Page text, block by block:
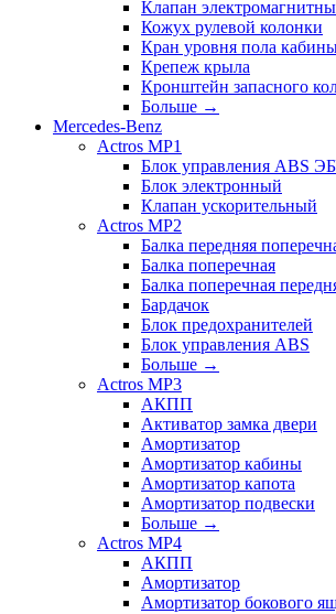
Клапан
Кожух рулевой колонки
Кран уровня пола
Крепеж крыла
Кронштейн запасного
Больше →
Mercedes-Benz
Actros MP1
Блок управления ABS
Блок электронный
Клапан ускорительный
Actros MP2
Балка передняя
Балка поперечная
Балка поперечная
Бардачок
Блок предохранителей
Блок управления ABS
Больше →
Actros MP3
АКПП
Активатор замка двери
Амортизатор
Амортизатор кабины
Амортизатор капота
Амортизатор подвески
Больше →
Actros MP4
АКПП
Амортизатор
Амортизатор бокового